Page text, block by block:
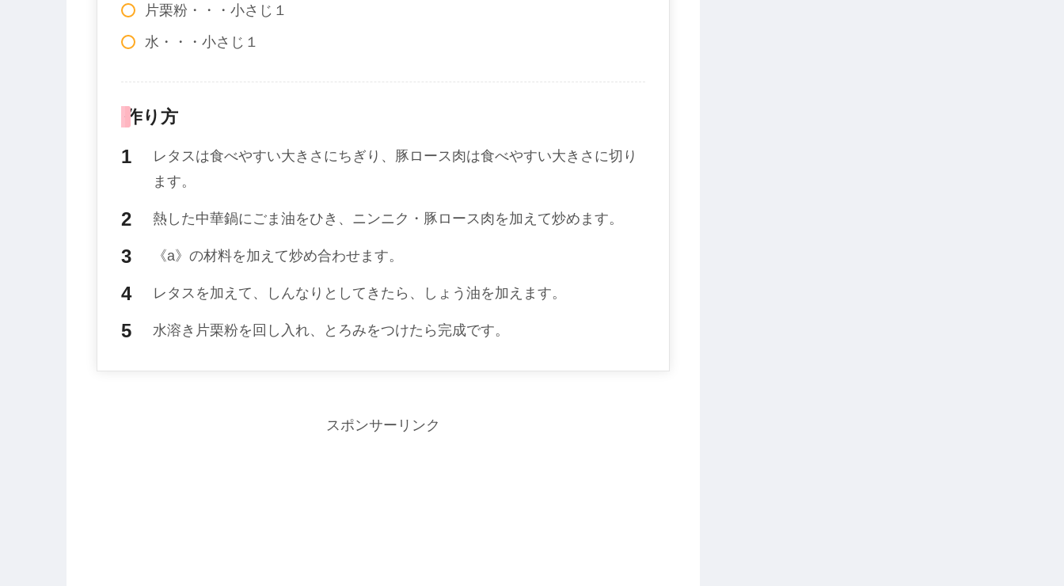
片栗粉・・・小さじ１
水・・・小さじ１
作り方
レタスは食べやすい大きさにちぎり、豚ロース肉は食べやすい大きさに切り
ます。
熱した中華鍋にごま油をひき、ニンニク・豚ロース肉を加えて炒めます。
《a》の材料を加えて炒め合わせます。
レタスを加えて、しんなりとしてきたら、しょう油を加えます。
水溶き片栗粉を回し入れ、とろみをつけたら完成です。
スポンサーリンク